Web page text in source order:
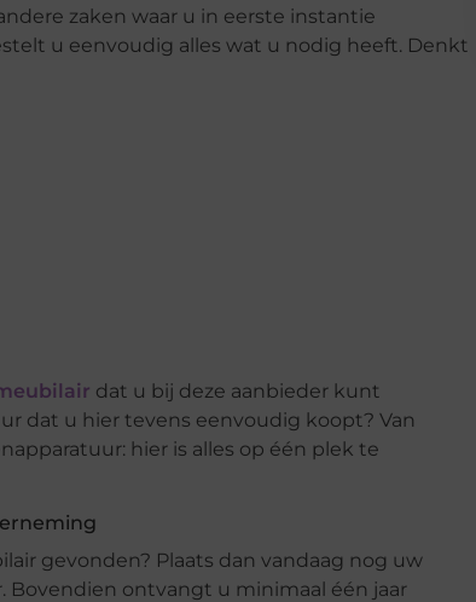
zaken waar u in eerste instantie
u eenvoudig alles wat u nodig heeft. Denkt
dat u bij deze aanbieder kunt
dat u hier tevens eenvoudig koopt? Van
hier is alles op één plek te
gevonden? Plaats dan vandaag nog uw
Bovendien ontvangt u minimaal één jaar